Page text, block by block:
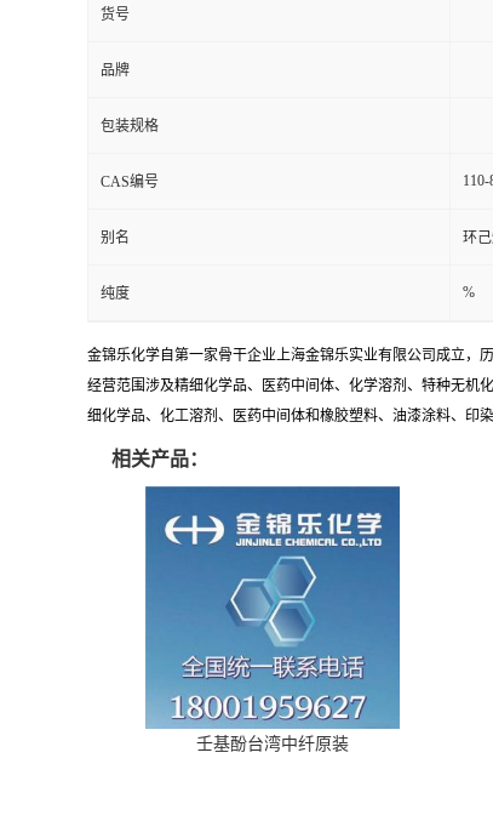
货号
品牌
包装规格
CAS编号 110-
别名 环
纯度 %
金锦乐化学自第一家骨干企业上海金锦乐实业有限公司成立，
经营范围涉及精细化学品、医药中间体、化学溶剂、特种无机
细化学品、化工溶剂、医药中间体和橡胶塑料、油漆涂料、印
相关产品：
壬基酚台湾中纤原装